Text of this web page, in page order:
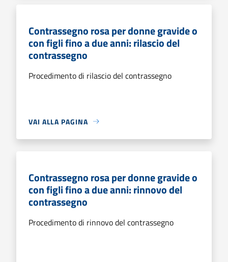
Contrassegno rosa per donne gravide o
con figli fino a due anni: rilascio del
contrassegno
Procedimento di rilascio del contrassegno
VAI ALLA PAGINA
Contrassegno rosa per donne gravide o
con figli fino a due anni: rinnovo del
contrassegno
Procedimento di rinnovo del contrassegno